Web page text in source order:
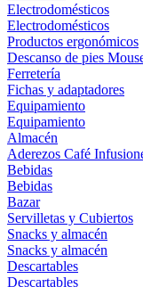
Electrodomésticos
Electrodomésticos
Productos ergonómicos
Descanso de pies
Ferretería
Fichas y adaptadores
Equipamiento
Equipamiento
Almacén
Aderezos Café
Bebidas
Bebidas
Bazar
Servilletas y Cubiertos
Snacks y almacén
Snacks y almacén
Descartables
Descartables